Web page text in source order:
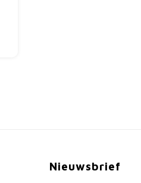
Nieuwsbrief